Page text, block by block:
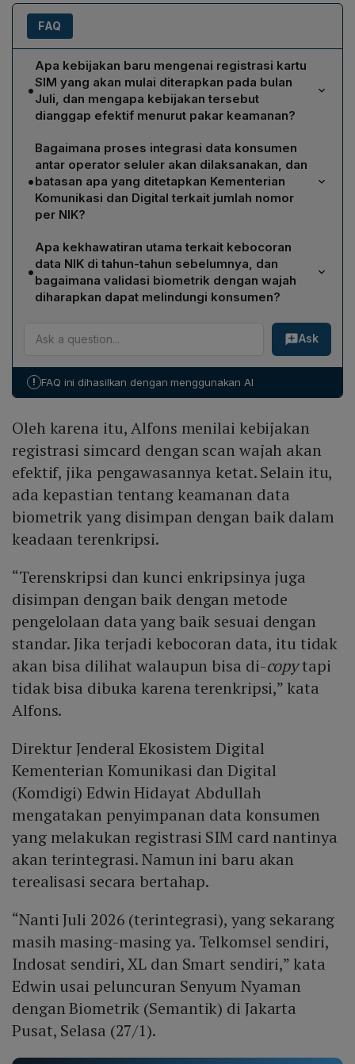
FAQ
•
Apa kebijakan baru mengenai registrasi kartu
SIM yang akan mulai diterapkan pada bulan
Juli, dan mengapa kebijakan tersebut
dianggap efektif menurut pakar keamanan?
Mulai Juli, registrasi kartu SIM wajib menyertakan
pemindaian wajah (scan wajah) sebagai verifikasi
biometrik. Menurut Alfons Tanujaya, kebijakan ini
efektif bila pengawasannya ketat dan data biometrik
disimpan dalam keadaan terenkripsi dengan kunci
kebocoran, data yang terenkripsi tidak dapat dibuka
meskipun dapat disalin, sehingga mengurangi risiko
eksploitasi data kependudukan seperti NIK dan nomor
HP yang sebelumnya bocor.
•
Bagaimana proses integrasi data konsumen
antar operator seluler akan dilaksanakan, dan
batasan apa yang ditetapkan Kementerian
Komunikasi dan Digital terkait jumlah nomor
per NIK?
Direktur Jenderal Ekosistem Digital, Edwin Hidayat
Abdullah, menjelaskan bahwa integrasi data konsumen
akan selesai pada Juli 2026; saat ini data masih terpisah
di masing‑masing operator (Telkomsel, Indosat, XL,
nomor ponsel untuk setiap satu NIK, sehingga
pelanggan dapat memeriksa apakah nomor mereka
penyalahgunaan secara lebih mudah.
•
Apa kekhawatiran utama terkait kebocoran
data NIK di tahun-tahun sebelumnya, dan
bagaimana validasi biometrik dengan wajah
diharapkan dapat melindungi konsumen?
Kebocoran data NIK dalam lima hingga sepuluh tahun
terakhir masih dimanfaatkan untuk kejahatan digital,
termasuk penyalahgunaan kartu prabayar. Menteri
tervalidasi menjadi sumber utama kerugian digital
wajah pada saat pengambilan kartu baru, dapat
dipastikan bahwa pemilik NIK memang orang yang
bersangkutan, sehingga mengurangi potensi
penyalahgunaan dan meningkatkan perlindungan
konsumen.
Ask
! FAQ ini dihasilkan dengan menggunakan AI
Oleh karena itu, Alfons menilai kebijakan
registrasi simcard dengan scan wajah akan
efektif, jika pengawasannya ketat. Selain itu,
ada kepastian tentang keamanan data
biometrik yang disimpan dengan baik dalam
keadaan terenkripsi.
“Terenskripsi dan kunci enkripsinya juga
disimpan dengan baik dengan metode
pengelolaan data yang baik sesuai dengan
standar. Jika terjadi kebocoran data, itu tidak
akan bisa dilihat walaupun bisa di-copytapi
tidak bisa dibuka karena terenkripsi,” kata
Alfons.
Direktur Jenderal Ekosistem Digital
Kementerian Komunikasi dan Digital
(Komdigi) Edwin Hidayat Abdullah
mengatakan penyimpanan data konsumen
yang melakukan registrasi SIM card nantinya
akan terintegrasi. Namun ini baru akan
terealisasi secara bertahap.
“Nanti Juli 2026 (terintegrasi), yang sekarang
masih masing-masing ya. Telkomsel sendiri,
Indosat sendiri, XL dan Smart sendiri,” kata
Edwin usai peluncuran Senyum Nyaman
dengan Biometrik (Semantik) di Jakarta
Pusat, Selasa (27/1).